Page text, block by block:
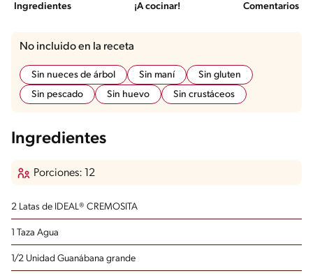
Ingredientes ¡A cocinar! Comentarios
No incluido en la receta
Sin nueces de árbol Sin maní
Sin gluten
Sin pescado
Sin huevo Sin crustáceos
Ingredientes
Porciones: 12
2 Latas de IDEAL® CREMOSITA
1 Taza Agua
1/2 Unidad Guanábana grande